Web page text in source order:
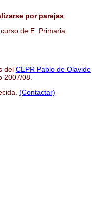
por parejas
de E. Primaria.
del CEPR Pablo de Olavide
2007/08.
(Contactar)